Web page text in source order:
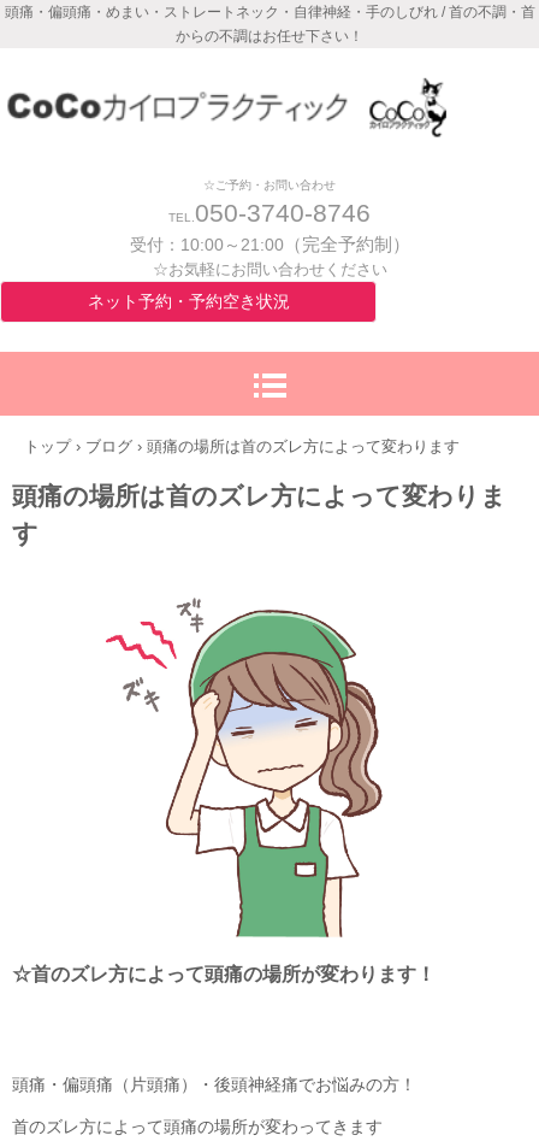
頭痛・偏頭痛・めまい・ストレートネック・自律神経・手のしびれ / 首の不調・首
からの不調はお任せ下さい！
☆ご予約・お問い合わせ
TEL. 050-3740-8746
受付： 10:00～21:00 （完全予約制）
☆お気軽にお問い合わせください
ネット予約・予約空き状況
トップ › ブログ › 頭痛の場所は首のズレ方によって変わります
頭痛の場所は首のズレ方によって変わりま
す
☆首のズレ方によって頭痛の場所が変わります！
頭痛・偏頭痛（片頭痛）・後頭神経痛でお悩みの方！
首のズレ方によって頭痛の場所が変わってきます